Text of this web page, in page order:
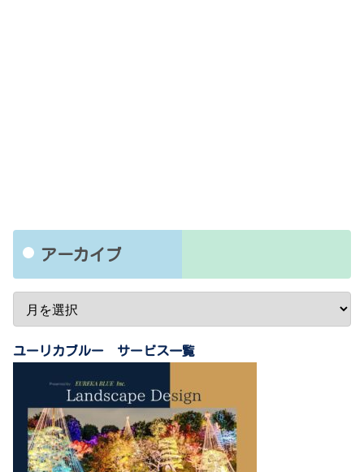
アーカイブ
ユーリカブルー サービス一覧